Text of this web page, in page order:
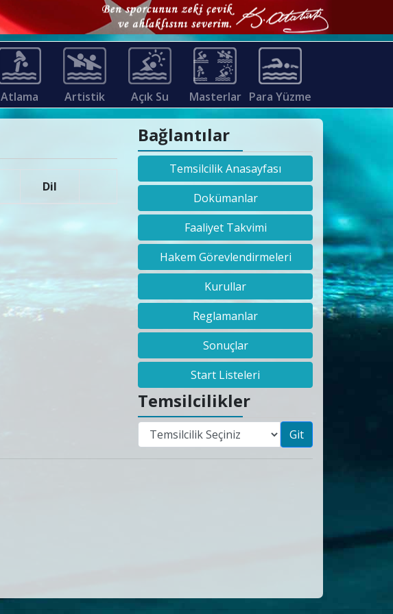
Atlama Artistik Açık Su Masterlar Para Yüzme
Dil
Bağlantılar
Temsilcilik Anasayfası
Dokümanlar
Faaliyet Takvimi
Hakem Görevlendirmeleri
Kurullar
Reglamanlar
Sonuçlar
Start Listeleri
Temsilcilikler
Git